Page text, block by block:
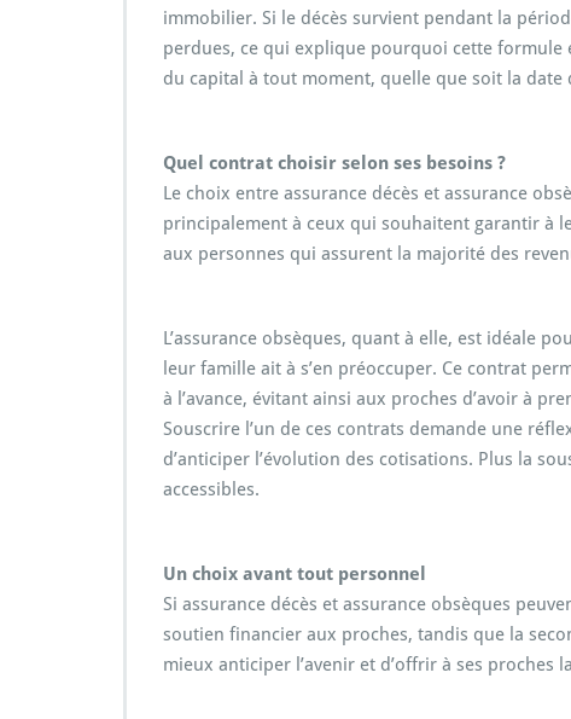
immobilier. Si le décès survient pendant la
perdues, ce qui explique pourquoi cette formule
du capital à tout moment, quelle que soit la date
Quel contrat choisir selon ses besoins ?
Le choix entre assurance décès et assurance
principalement à ceux qui souhaitent garantir à
aux personnes qui assurent la majorité des
L’assurance obsèques, quant à elle, est idéale
leur famille ait à s’en préoccuper. Ce contrat
à l’avance, évitant ainsi aux proches d’avoir à
Souscrire l’un de ces contrats demande une
d’anticiper l’évolution des cotisations. Plus la
accessibles.
Un choix avant tout personnel
Si assurance décès et assurance obsèques
soutien financier aux proches, tandis que la
mieux anticiper l’avenir et d’offrir à ses